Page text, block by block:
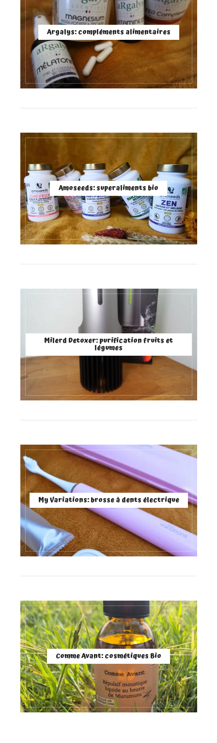
Argalys: compléments alimentaires
Amoseeds: superaliments bio
Milerd Detoxer: purification fruits et
légumes
My Variations: brosse à dents électrique
Comme Avant: cosmétiques Bio